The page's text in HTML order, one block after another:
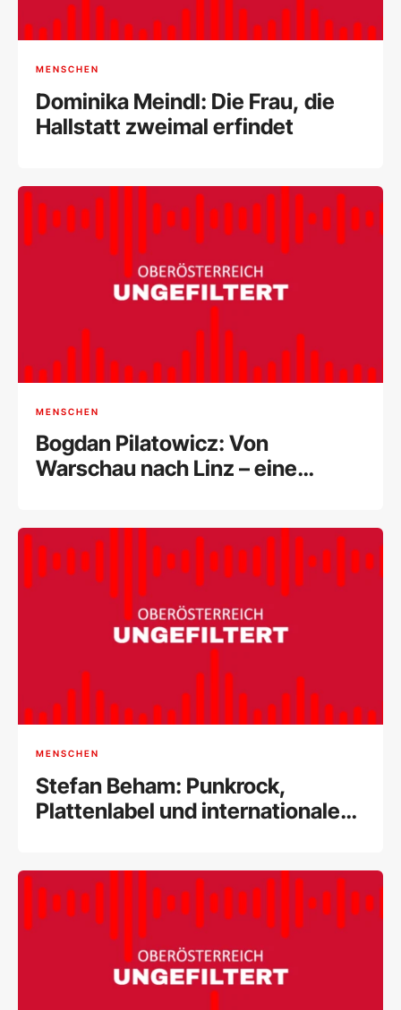
MENSCHEN
Dominika Meindl: Die Frau, die
Hallstatt zweimal erfindet
MENSCHEN
Bogdan Pilatowicz: Von
Warschau nach Linz – eine
MENSCHEN
Stefan Beham: Punkrock,
Plattenlabel und internationale